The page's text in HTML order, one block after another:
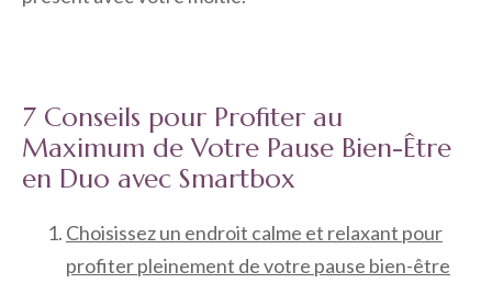
7 Conseils pour Profiter au
Maximum de Votre Pause Bien-Être
en Duo avec Smartbox
Choisissez un endroit calme et relaxant pour
profiter pleinement de votre pause bien-être